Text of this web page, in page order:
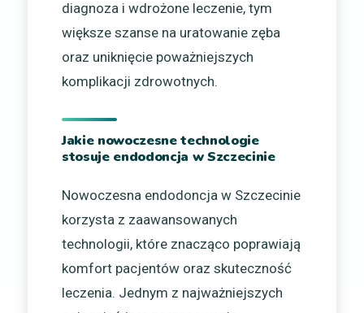
diagnoza i wdrożone leczenie, tym
większe szanse na uratowanie zęba
oraz uniknięcie poważniejszych
komplikacji zdrowotnych.
Jakie nowoczesne technologie
stosuje endodoncja w Szczecinie
Nowoczesna endodoncja w Szczecinie
korzysta z zaawansowanych
technologii, które znacząco poprawiają
komfort pacjentów oraz skuteczność
leczenia. Jednym z najważniejszych